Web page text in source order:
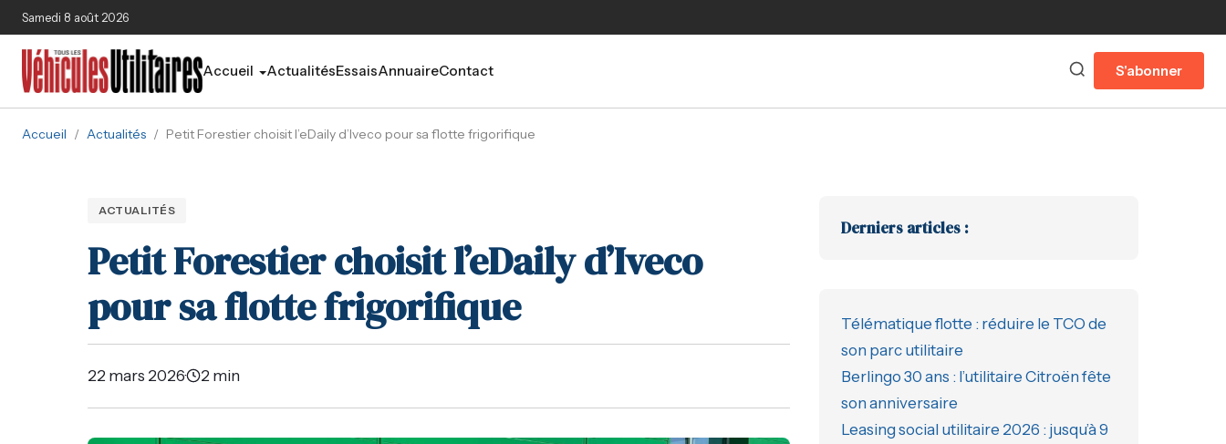
Aller au contenu principal
Samedi 8 août 2026
Accueil ActualitésEssaisAnnuaireContact S'abonner
Accueil / Actualités / Petit Forestier choisit l’eDaily d’Iveco pour sa flotte frigorifique
ACTUALITÉS
Petit Forestier choisit l’eDaily d’Iveco
pour sa flotte frigorifique
22 mars 2026· 2 min
Derniers articles :
Télématique flotte : réduire le TCO de
son parc utilitaire
Berlingo 30 ans : l’utilitaire Citroën fête
son anniversaire
Leasing social utilitaire 2026 : jusqu’à 9